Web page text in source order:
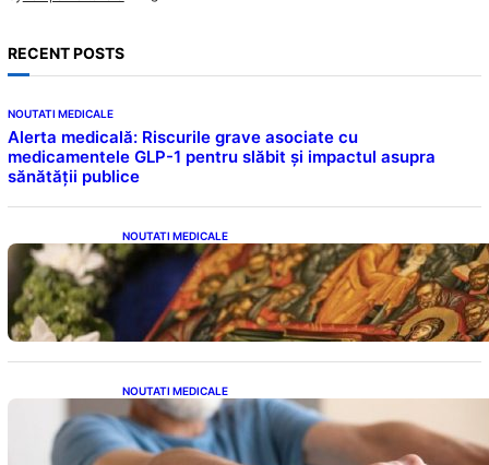
RECENT POSTS
NOUTATI MEDICALE
Alerta medicală: Riscurile grave asociate cu
medicamentele GLP-1 pentru slăbit și impactul asupra
sănătății publice
NOUTATI MEDICALE
Postul Adormirii Maicii Domnului: Tradiții,
Superstiții și Implicații Spiritualitate în 2026
NOUTATI MEDICALE
Îmbunătățirea sănătății cardiovasculare:
Patru exerciții simple pentru reducerea
tensiunii arteriale la domiciliu